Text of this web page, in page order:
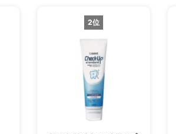
2位